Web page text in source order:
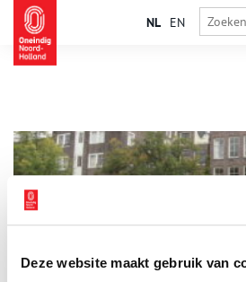
Deze website maakt gebruik van
NL EN